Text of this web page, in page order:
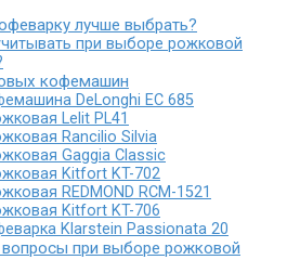
лучше выбрать?
при выборе рожковой
кофемашин
DeLonghi EC 685
Lelit PL41
Rancilio Silvia
Gaggia Classic
Kitfort KT-702
REDMOND RCM-1521
Kitfort KT-706
Klarstein Passionata 20
при выборе рожковой